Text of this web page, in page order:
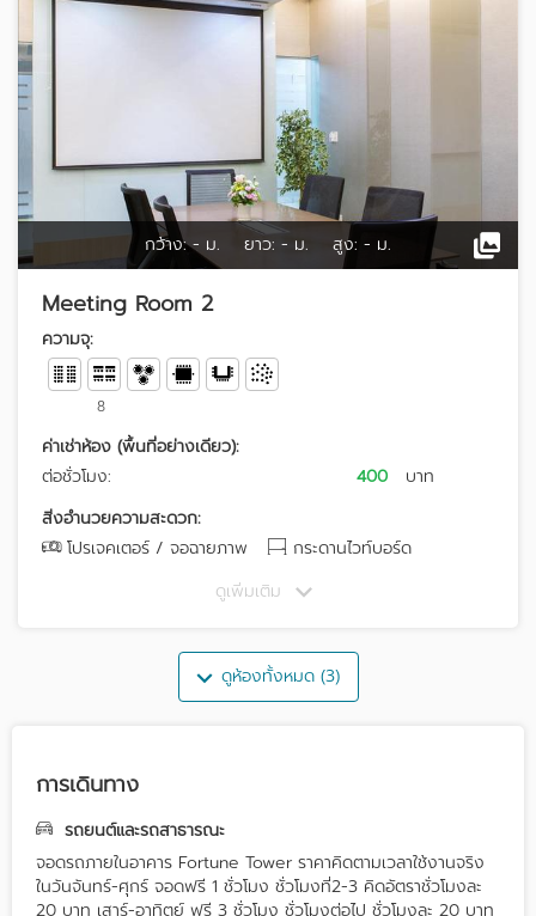
กว้าง: - ม. ยาว: - ม. สูง: - ม.
Meeting Room 2
ความจุ:
8
ค่าเช่าห้อง (พื้นที่อย่างเดียว):
ต่อชั่วโมง:
400
บาท
สิ่งอำนวยความสะดวก:
โปรเจคเตอร์ / จอฉายภาพ
กระดานไวท์บอร์ด
ดูเพิ่มเติม
ดูห้องทั้งหมด (3)
การเดินทาง
รถยนต์และรถสาธารณะ
จอดรถภายในอาคาร Fortune Tower ราคาคิดตามเวลาใช้งานจริง
ในวันจันทร์-ศุกร์ จอดฟรี 1 ชั่วโมง ชั่วโมงที่2-3 คิดอัตราชั่วโมงละ
20 บาท เสาร์-อาทิตย์ ฟรี 3 ชั่วโมง ชั่วโมงต่อไป ชั่วโมงละ 20 บาท